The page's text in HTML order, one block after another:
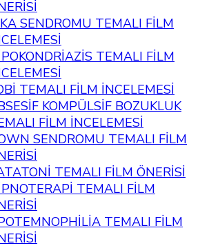
SENDROMU TEMALI FİLM
TEMALI FİLM
TEMALI FİLM İNCELEMESİ
KOMPÜLSİF BOZUKLUK
FİLM İNCELEMESİ
SENDROMU TEMALI FİLM
TEMALI FİLM ÖNERİSİ
TEMALI FİLM
TEMALI FİLM